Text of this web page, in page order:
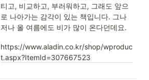
티고, 비교하고, 부러워하고, 그래도 앞으
로 나아가는 감각이 있는 책입니다. 그나
저나 올 여름에도 비가 많이 온다던데요.
https://www.aladin.co.kr/shop/wproduc
t.aspx?ItemId=307667523